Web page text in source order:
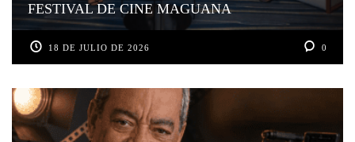
FESTIVAL DE CINE MAGUANA
18 DE JULIO DE 2026 0